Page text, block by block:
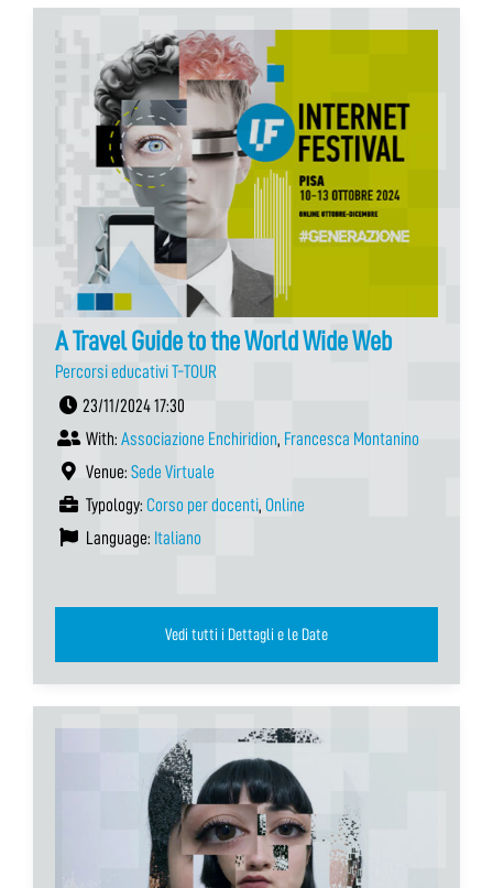
A Travel Guide to the World Wide Web
Percorsi educativi T-TOUR
23/11/2024 17:30
With: Associazione Enchiridion, Francesca Montanino
Venue: Sede Virtuale
Typology: Corso per docenti, Online
Language: Italiano
Vedi tutti i Dettagli e le Date